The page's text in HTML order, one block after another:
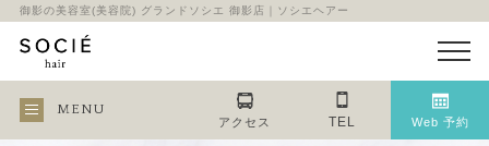
御影の美容室(美容院) グランドソシエ 御影店｜ソシエヘアー
MENU
アクセス TEL Web 予約